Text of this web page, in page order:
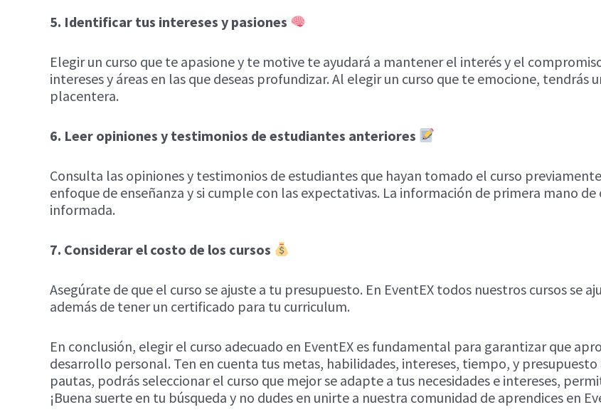
5. Identificar tus intereses y pasiones
Elegir un curso que te apasione y te motive te ayudará a mantener el interés y el
intereses y áreas en las que deseas profundizar. Al elegir un curso que te emocione,
placentera.
6. Leer opiniones y testimonios de estudiantes anteriores
Consulta las opiniones y testimonios de estudiantes que hayan tomado el curso
enfoque de enseñanza y si cumple con las expectativas. La información de primera mano
informada.
7. Considerar el costo de los cursos
Asegúrate de que el curso se ajuste a tu presupuesto. En EventEX todos nuestros cursos se
además de tener un certificado para tu curriculum.
En conclusión, elegir el curso adecuado en EventEX es fundamental para garantizar que
desarrollo personal. Ten en cuenta tus metas, habilidades, intereses, tiempo, y
pautas, podrás seleccionar el curso que mejor se adapte a tus necesidades e intereses,
¡Buena suerte en tu búsqueda y no dudes en unirte a nuestra comunidad de aprendices en